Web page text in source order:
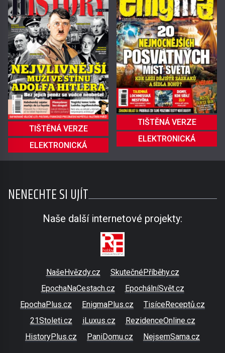
TIŠTĚNÁ VERZE
ELEKTRONICKÁ
TIŠTĚNÁ VERZE
ELEKTRONICKÁ
NENECHTE SI UJÍT
Naše další internetové projekty:
NašeHvězdy.cz
SkutečnéPříběhy.cz
EpochaNaCestach.cz
EpochálníSvět.cz
EpochaPlus.cz
EnigmaPlus.cz
TisíceReceptů.cz
21Stoleti.cz
iLuxus.cz
RezidenceOnline.cz
HistoryPlus.cz
PaniDomu.cz NejsemSama.cz